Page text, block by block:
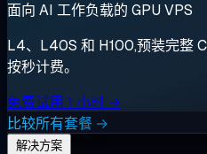
面向 AI 工作负载的 GPU VPS
L4、L40S 和 H100,预装完整
按秒计费。
免费试用 1 小时 →
比较所有套餐 →